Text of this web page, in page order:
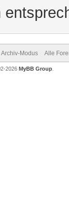
Archiv-Modus Alle
2026 MyBB Group